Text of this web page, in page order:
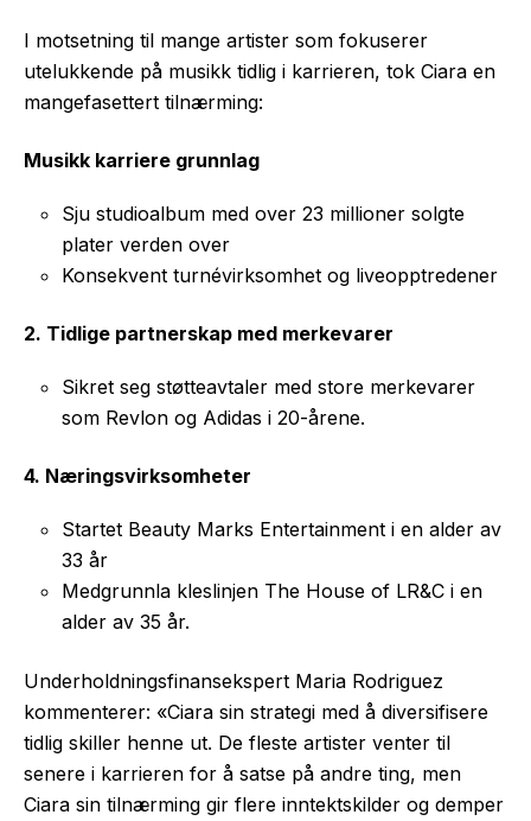
I motsetning til mange artister som fokuserer
utelukkende på musikk tidlig i karrieren, tok Ciara en
mangefasettert tilnærming:
Musikk karriere grunnlag
Sju studioalbum med over 23 millioner solgte
plater verden over
Konsekvent turnévirksomhet og liveopptredener
2. Tidlige partnerskap med merkevarer
Sikret seg støtteavtaler med store merkevarer
som Revlon og Adidas i 20-årene.
4. Næringsvirksomheter
Startet Beauty Marks Entertainment i en alder av
33 år
Medgrunnla kleslinjen The House of LR&C i en
alder av 35 år.
Underholdningsfinansekspert Maria Rodriguez
kommenterer: «Ciara sin strategi med å diversifisere
tidlig skiller henne ut. De fleste artister venter til
senere i karrieren for å satse på andre ting, men
Ciara sin tilnærming gir flere inntektskilder og demper